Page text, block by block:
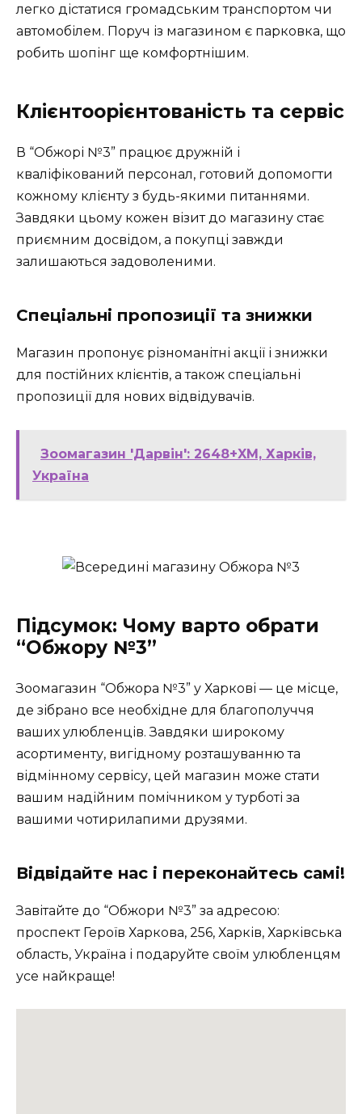
легко дістатися громадським транспортом чи
автомобілем. Поруч із магазином є парковка, що
робить шопінг ще комфортнішим.
Клієнтоорієнтованість та сервіс
В “Обжорі №3” працює дружній і
кваліфікований персонал, готовий допомогти
кожному клієнту з будь-якими питаннями.
Завдяки цьому кожен візит до магазину стає
приємним досвідом, а покупці завжди
залишаються задоволеними.
Спеціальні пропозиції та знижки
Магазин пропонує різноманітні акції і знижки
для постійних клієнтів, а також спеціальні
пропозиції для нових відвідувачів.
Зоомагазин 'Дарвін': 2648+XM, Харків,
Україна
Підсумок: Чому варто обрати
“Обжору №3”
Зоомагазин “Обжора №3” у Харкові — це місце,
де зібрано все необхідне для благополуччя
ваших улюбленців. Завдяки широкому
асортименту, вигідному розташуванню та
відмінному сервісу, цей магазин може стати
вашим надійним помічником у турботі за
вашими чотирилапими друзями.
Відвідайте нас і переконайтесь самі!
Завітайте до “Обжори №3” за адресою:
проспект Героїв Харкова, 256, Харків, Харківська
область, Україна і подаруйте своїм улюбленцям
усе найкраще!